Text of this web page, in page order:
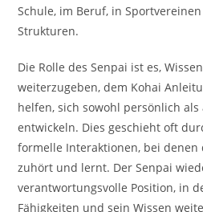
Schule, im Beruf, in
Strukturen.
Die Rolle des Senpai ist es,
weiterzugeben, dem Kohai
helfen, sich sowohl persönlich
entwickeln. Dies geschieht oft
formelle Interaktionen, bei denen
zuhört und lernt. Der Senpai
verantwortungsvolle Position, in
Fähigkeiten und sein Wissen